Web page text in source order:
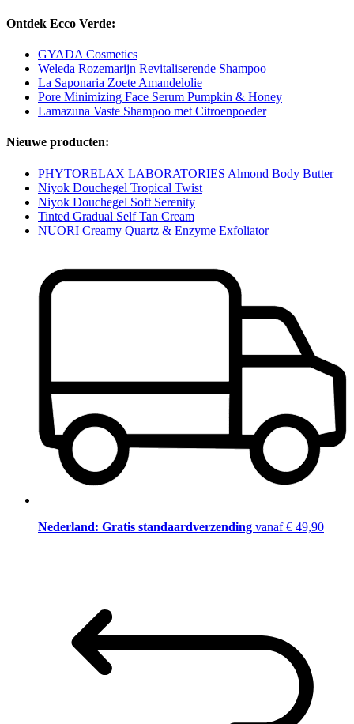
Ontdek Ecco Verde:
GYADA Cosmetics
Weleda Rozemarijn Revitaliserende Shampoo
La Saponaria Zoete Amandelolie
Pore Minimizing Face Serum Pumpkin & Honey
Lamazuna Vaste Shampoo met Citroenpoeder
Nieuwe producten:
PHYTORELAX LABORATORIES Almond Body Butter
Niyok Douchegel Tropical Twist
Niyok Douchegel Soft Serenity
Tinted Gradual Self Tan Cream
NUORI Creamy Quartz & Enzyme Exfoliator
Nederland: Gratis standaardverzending vanaf € 49,90